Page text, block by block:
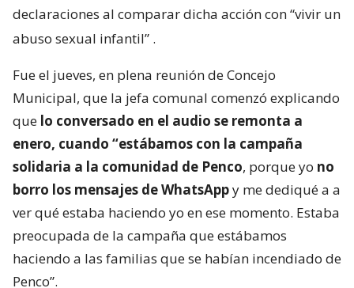
declaraciones al comparar dicha acción con “vivir un
abuso sexual infantil” .
Fue el jueves, en plena reunión de Concejo
Municipal, que la jefa comunal comenzó explicando
que lo conversado en el audio se remonta a
enero, cuando “estábamos con la campaña
solidaria a la comunidad de Penco, porque yo no
borro los mensajes de WhatsAppy me dediqué a a
ver qué estaba haciendo yo en ese momento. Estaba
preocupada de la campaña que estábamos
haciendo a las familias que se habían incendiado de
Penco”.